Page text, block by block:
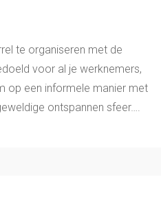
te organiseren met de
voor al je werknemers,
op een informele manier met
ontspannen sfeer….